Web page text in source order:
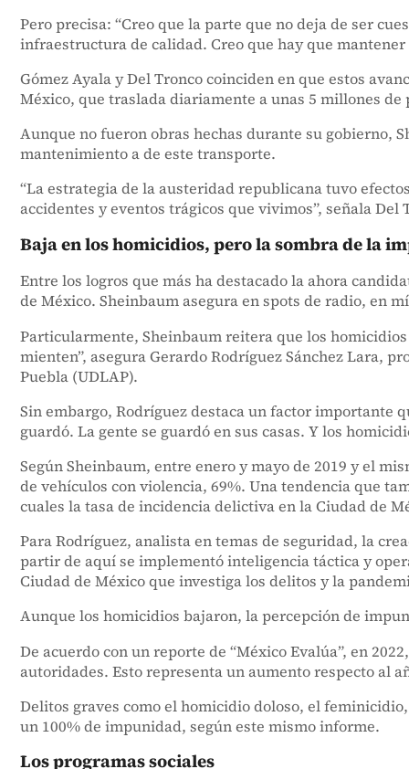
Pero precisa: “Creo que la parte que no deja de ser
infraestructura de calidad. Creo que hay que
Gómez Ayala y Del Tronco coinciden en que estos
México, que traslada diariamente a unas 5 millones
Aunque no fueron obras hechas durante su gobierno,
mantenimiento a de este transporte.
“La estrategia de la austeridad republicana tuvo
accidentes y eventos trágicos que vivimos”, señala Del
Baja en los homicidios, pero la sombra de la
Entre los logros que más ha destacado la ahora
de México. Sheinbaum asegura en spots de radio, en
Particularmente, Sheinbaum reitera que los
mienten”, asegura Gerardo Rodríguez Sánchez Lara,
Puebla (UDLAP).
Sin embargo, Rodríguez destaca un factor importante
guardó. La gente se guardó en sus casas. Y los
Según Sheinbaum, entre enero y mayo de 2019 y el
de vehículos con violencia, 69%. Una tendencia que
cuales la tasa de incidencia delictiva en la Ciudad de
Para Rodríguez, analista en temas de seguridad, la
partir de aquí se implementó inteligencia táctica y
Ciudad de México que investiga los delitos y la
Aunque los homicidios bajaron, la percepción de
De acuerdo con un reporte de “México Evalúa”, en
autoridades. Esto representa un aumento respecto al
Delitos graves como el homicidio doloso, el
un 100% de impunidad, según este mismo informe.
Los programas sociales